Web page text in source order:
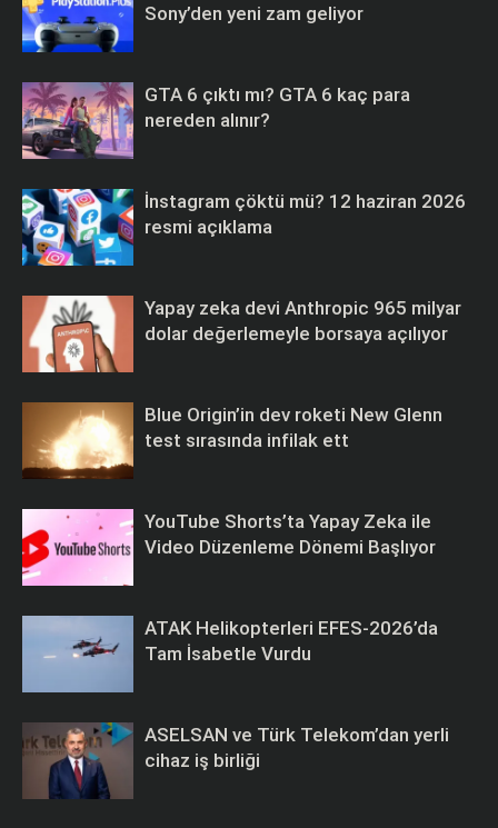
Sony’den yeni zam geliyor
GTA 6 çıktı mı? GTA 6 kaç para
nereden alınır?
İnstagram çöktü mü? 12 haziran 2026
resmi açıklama
Yapay zeka devi Anthropic 965 milyar
dolar değerlemeyle borsaya açılıyor
Blue Origin’in dev roketi New Glenn
test sırasında infilak ett
YouTube Shorts’ta Yapay Zeka ile
Video Düzenleme Dönemi Başlıyor
ATAK Helikopterleri EFES-2026’da
Tam İsabetle Vurdu
ASELSAN ve Türk Telekom’dan yerli
cihaz iş birliği